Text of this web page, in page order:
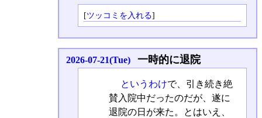
[ツッコミを入れる]
2026-07-21(Tue) 一時的に退院
というわけで、引き続き絶
賛入院中だったのだが、遂に
退院の日が来た。とはいえ、